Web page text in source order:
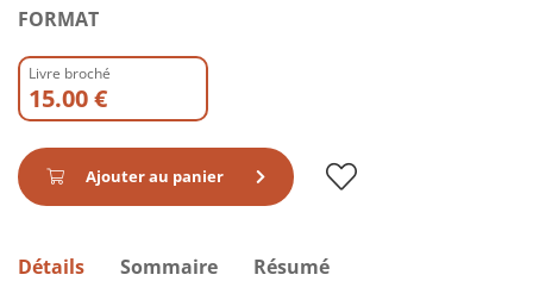
FORMAT
Livre broché
15.00 €
Ajouter au panier
Détails Sommaire Résumé